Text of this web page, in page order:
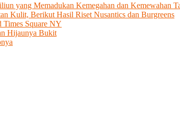
yang Memadukan Kemegahan dan Kemewahan
Kulit, Berikut Hasil Riset Nusantics dan Burgreens
Times Square NY
Hijaunya Bukit